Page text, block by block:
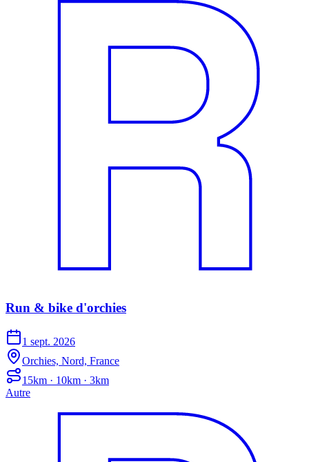
Run & bike d'orchies
1 sept. 2026
Orchies, Nord, France
15km · 10km · 3km
Autre